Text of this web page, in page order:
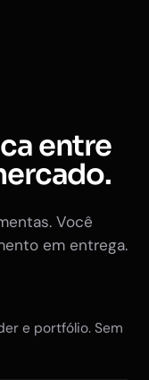
entre
Você
em entrega.
e portfólio. Sem